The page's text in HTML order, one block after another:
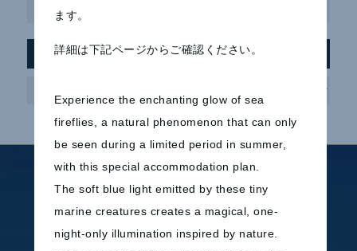
アーカイブ
ホテルのご案内
TOP
コンセプト
ご宿泊
客室TOP
ダブル
ます。
詳細は下記ページからご確認ください。
Experience the enchanting glow of sea
fireflies, a natural phenomenon that can only
be seen during a limited period in summer,
with this special accommodation plan.
The soft blue light emitted by these tiny
marine creatures creates a magical, one-
night-only illumination inspired by nature.